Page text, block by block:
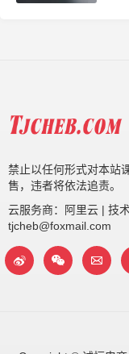
禁止以任何形式对本站
售，违者将依法追责。
云服务商：阿里云 | 技
tjcheb@foxmail.com